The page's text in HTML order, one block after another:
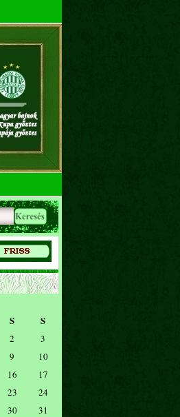
S S
2
3
9
10
16
17
23
24
30
31